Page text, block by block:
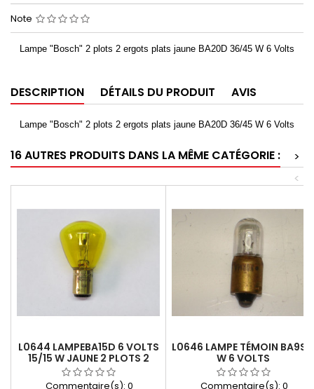
Note
Lampe "Bosch" 2 plots 2 ergots plats jaune BA20D 36/45 W 6 Volts
DESCRIPTION DÉTAILS DU PRODUIT AVIS
Lampe "Bosch" 2 plots 2 ergots plats jaune BA20D 36/45 W 6 Volts
16 AUTRES PRODUITS DANS LA MÊME CATÉGORIE :
>
<
L0644 LAMPEBA15D 6 VOLTS
15/15 W JAUNE 2 PLOTS 2
ERGOTS
Commentaire(s): 0
L0646 LAMPE TÉMOIN BA9S 3
W 6 VOLTS
Commentaire(s): 0